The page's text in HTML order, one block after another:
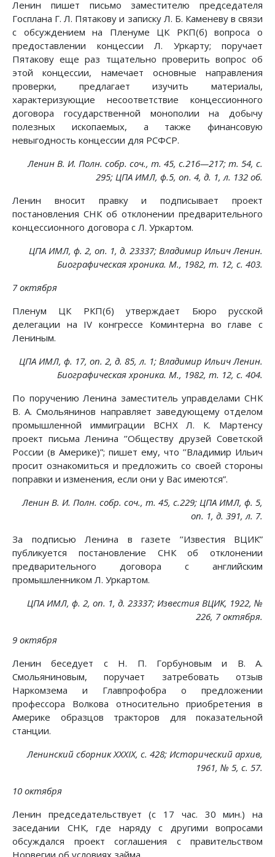
Ленин пишет письмо заместителю председателя
Госплана Г. Л. Пятакову и записку Л. Б. Каменеву в связи
с обсуждением на Пленуме ЦК РКП(б) вопроса о
предоставлении концессии Л. Уркарту; поручает
Пятакову еще раз тщательно проверить вопрос об
этой концессии, намечает основные направления
проверки, предлагает изучить материалы,
характеризующие несоответствие концессионного
договора государственной монополии на добычу
полезных ископаемых, а также финансовую
невыгодность концессии для РСФСР.
Ленин В. И. Полн. собр. соч., т. 45, с.216—217; т. 54, с.
295; ЦПА ИМЛ, ф.5, on. 4, д. 1, л. 132 об.
Ленин вносит правку и подписывает проект
постановления СНК об отклонении предварительного
концессионного договора с Л. Уркартом.
ЦПА ИМЛ, ф. 2, on. 1, д. 23337; Владимир Ильич Ленин.
Биографическая хроника. М., 1982, т. 12, с. 403.
7 октября
Пленум ЦК РКП(б) утверждает Бюро русской
делегации на IV конгрессе Коминтерна во главе с
Лениным.
ЦПА ИМЛ, ф. 17, on. 2, д. 85, л. 1; Владимир Ильич Ленин.
Биографическая хроника. М., 1982, т. 12, с. 404.
По поручению Ленина заместитель управделами СНК
В. А. Смольянинов направляет заведующему отделом
промышленной иммиграции ВСНХ Л. К. Мартенсу
проект письма Ленина ’’Обществу друзей Советской
России (в Америке)”; пишет ему, что ’’Владимир Ильич
просит ознакомиться и предложить со своей стороны
поправки и изменения, если они у Вас имеются”.
Ленин В. И. Полн. собр. соч., т. 45, с.229; ЦПА ИМЛ, ф. 5,
on. 1, д. 391, л. 7.
За подписью Ленина в газете ’’Известия ВЦИК”
публикуется постановление СНК об отклонении
предварительного договора с английским
промышленником Л. Уркартом.
ЦПА ИМЛ, ф. 2, on. 1, д. 23337; Известия ВЦИК, 1922, №
226, 7 октября.
9 октября
Ленин беседует с Н. П. Горбуновым и В. А.
Смольяниновым, поручает затребовать отзыв
Наркомзема и Главпрофобра о предложении
профессора Волкова относительно приобретения в
Америке образцов тракторов для показательной
станции.
Ленинский сборник XXXIX, с. 428; Исторический архив,
1961, № 5, с. 57.
10 октября
Ленин председательствует (с 17 час. 30 мин.) на
заседании СНК, где наряду с другими вопросами
обсуждался проект соглашения с правительством